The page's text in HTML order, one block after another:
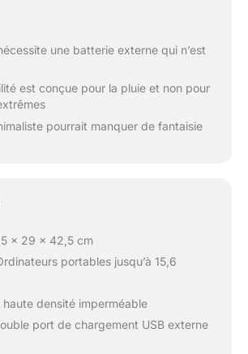
une batterie externe qui n’est
est conçue pour la pluie et non pour
pourrait manquer de fantaisie
x 29 x 42,5 cm
portables jusqu’à 15,6
haute densité imperméable
port de chargement USB externe